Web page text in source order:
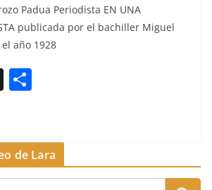
re
a
d
s
m
p
Pad­ua Peri­odista EN UNA
pub­li­ca­da por el bachiller Miguel
año 1928
T
a
d
p
ar
de Lara